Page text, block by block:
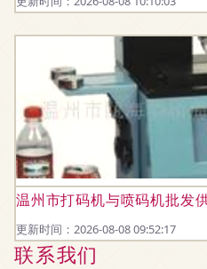
温州市打码机与喷码机批发
更新时间：2026-08-08 09:52:17
联系我们